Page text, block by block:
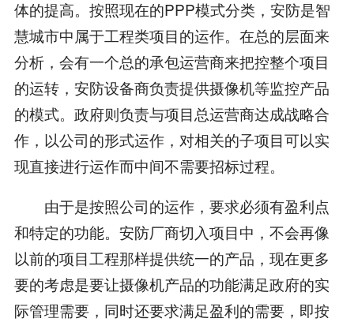
体的提高。按照现在的PPP模式分类，安防是智
慧城市中属于工程类项目的运作。在总的层面来
分析，会有一个总的承包运营商来把控整个项目
的运转，安防设备商负责提供摄像机等监控产品
的模式。政府则负责与项目总运营商达成战略合
作，以公司的形式运作，对相关的子项目可以实
现直接进行运作而中间不需要招标过程。
由于是按照公司的运作，要求必须有盈利点
和特定的功能。安防厂商切入项目中，不会再像
以前的项目工程那样提供统一的产品，现在更多
要的考虑是要让摄像机产品的功能满足政府的实
际管理需要，同时还要求满足盈利的需要，即按